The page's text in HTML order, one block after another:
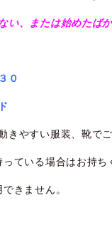
い、または始めたば
０
きやすい服装、靴でご
ている場合はお持ち
きません。